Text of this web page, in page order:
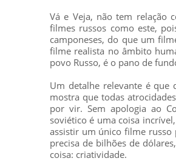
Vá e Veja, não tem relação
filmes russos como este,
camponeses, do que um
filme realista no âmbito
povo Russo, é o pano de
Um detalhe relevante é
mostra que todas
por vir. Sem apologia ao
soviético é uma coisa
assistir um único filme russo
precisa de bilhões de
coisa: criatividade.